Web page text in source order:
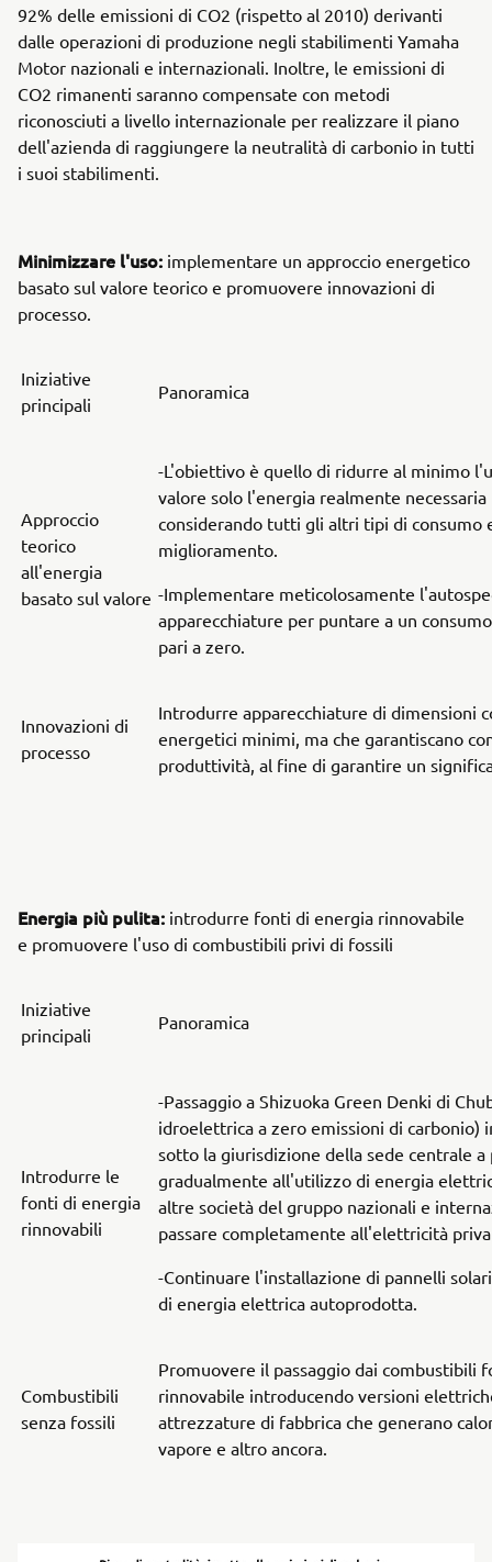
92% delle emissioni di CO2 (rispetto al 2010) derivanti
dalle operazioni di produzione negli stabilimenti Yamaha
Motor nazionali e internazionali. Inoltre, le emissioni di
CO2 rimanenti saranno compensate con metodi
riconosciuti a livello internazionale per realizzare il piano
dell'azienda di raggiungere la neutralità di carbonio in tutti
i suoi stabilimenti.
Minimizzare l'uso: implementare un approccio energetico
basato sul valore teorico e promuovere innovazioni di
processo.
Iniziative
principali
Panoramica
Approccio
teorico
all'energia
basato sul valore
-L'obiettivo è quello di ridurre al minimo
valore solo l'energia realmente
considerando tutti gli altri tipi di consumo
miglioramento.
-Implementare meticolosamente
apparecchiature per puntare a un
pari a zero.
Innovazioni di
processo
Introdurre apparecchiature di dimensioni
energetici minimi, ma che garantiscano
produttività, al fine di garantire un
Energia più pulita: introdurre fonti di energia rinnovabile
e promuovere l'uso di combustibili privi di fossili
Iniziative
principali
Panoramica
Introdurre le
fonti di energia
rinnovabili
-Passaggio a Shizuoka Green Denki di
idroelettrica a zero emissioni di
sotto la giurisdizione della sede centrale
gradualmente all'utilizzo di energia
altre società del gruppo nazionali e
passare completamente all'elettricità
-Continuare l'installazione di pannelli
di energia elettrica autoprodotta.
Combustibili
senza fossili
Promuovere il passaggio dai combustibili
rinnovabile introducendo versioni
attrezzature di fabbrica che generano
vapore e altro ancora.